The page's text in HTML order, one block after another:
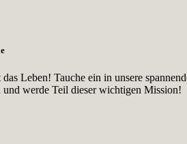
Leben! Tauche ein in unsere
werde Teil dieser wichtigen Mission!